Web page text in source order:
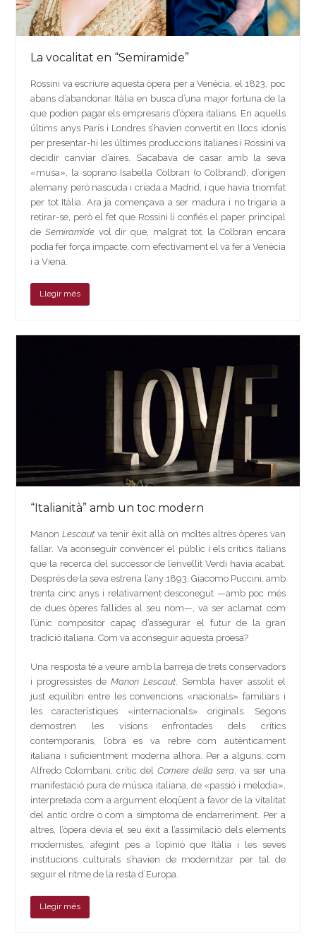
La vocalitat en “Semiramide”
Rossini va escriure aquesta òpera per a Venècia, el 1823, poc
abans d’abandonar Itàlia en busca d’una major fortuna de la
que podien pagar els empresaris d’òpera italians. En aquells
últims anys París i Londres s’havien convertit en llocs idonis
per presentar-hi les últimes produccions italianes i Rossini va
decidir canviar d’aires. S’acabava de casar amb la seva
«musa», la soprano Isabella Colbran (o Colbrand), d’origen
alemany però nascuda i criada a Madrid, i que havia triomfat
per tot Itàlia. Ara ja començava a ser madura i no trigaria a
retirar-se, però el fet que Rossini li confiés el paper principal
deSemiramide vol dir que, malgrat tot, la Colbran encara
podia fer força impacte, com efectivament el va fer a Venècia
i a Viena.
Llegir més
“Italianità” amb un toc modern
Manon Lescaut va tenir èxit allà on moltes altres òperes van
fallar. Va aconseguir convèncer el públic i els crítics italians
que la recerca del successor de l’envellit Verdi havia acabat.
Després de la seva estrena l’any 1893, Giacomo Puccini, amb
trenta cinc anys i relativament desconegut —amb poc més
de dues òperes fallides al seu nom—, va ser aclamat com
l’únic compositor capaç d’assegurar el futur de la gran
tradició italiana. Com va aconseguir aquesta proesa?
Una resposta té a veure amb la barreja de trets conservadors
i progressistes deManon Lescaut . Sembla haver assolit el
just equilibri entre les convencions «nacionals» familiars i
les característiques «internacionals» originals. Segons
demostren les visions enfrontades dels crítics
contemporanis, l’obra es va rebre com autènticament
italiana i suficientment moderna alhora. Per a alguns, com
Alfredo Colombani, crític delCorriere della sera, va ser una
manifestació pura de música italiana, de «passió i melodia»,
interpretada com a argument eloqüent a favor de la vitalitat
del antic ordre o com a símptoma de endarreriment. Per a
altres, l’òpera devia el seu èxit a l’assimilació dels elements
modernistes, afegint pes a l’opinió que Itàlia i les seves
institucions culturals s’havien de modernitzar per tal de
seguir el ritme de la resta d’Europa.
Llegir més